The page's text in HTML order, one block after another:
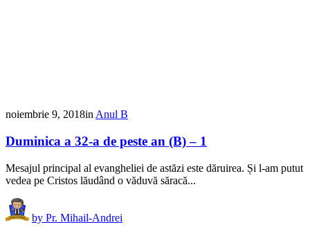
noiembrie 9, 2018in Anul B
Duminica a 32-a de peste an (B) – 1
Mesajul principal al evangheliei de astăzi este dăruirea. Și l-am putut
vedea pe Cristos lăudând o văduvă săracă...
by Pr. Mihail-Andrei